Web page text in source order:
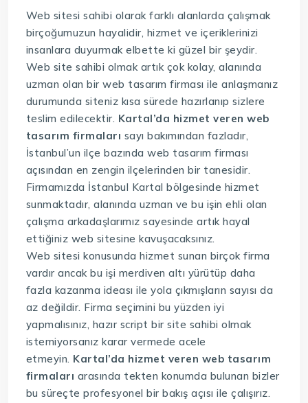
Web sitesi sahibi olarak farklı alanlarda çalışmak
birçoğumuzun hayalidir, hizmet ve içeriklerinizi
insanlara duyurmak elbette ki güzel bir şeydir.
Web site sahibi olmak artık çok kolay, alanında
uzman olan bir web tasarım firması ile anlaşmanız
durumunda siteniz kısa sürede hazırlanıp sizlere
teslim edilecektir. Kartal’da hizmet veren web
tasarım firmaları sayı bakımından fazladır,
İstanbul’un ilçe bazında web tasarım firması
açısından en zengin ilçelerinden bir tanesidir.
Firmamızda İstanbul Kartal bölgesinde hizmet
sunmaktadır, alanında uzman ve bu işin ehli olan
çalışma arkadaşlarımız sayesinde artık hayal
ettiğiniz web sitesine kavuşacaksınız.
Web sitesi konusunda hizmet sunan birçok firma
vardır ancak bu işi merdiven altı yürütüp daha
fazla kazanma ideası ile yola çıkmışların sayısı da
az değildir. Firma seçimini bu yüzden iyi
yapmalısınız, hazır script bir site sahibi olmak
istemiyorsanız karar vermede acele
etmeyin. Kartal’da hizmet veren web tasarım
firmaları arasında tekten konumda bulunan bizler
bu süreçte profesyonel bir bakış açısı ile çalışırız.